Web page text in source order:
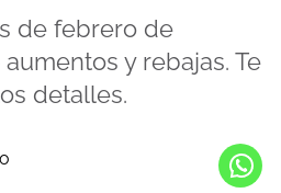
de febrero de
y rebajas. Te
detalles.